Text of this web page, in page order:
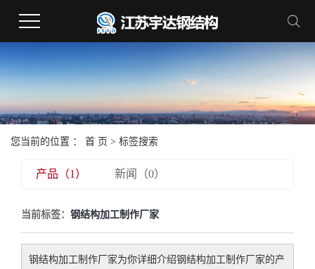
您当前的位置 ： 首 页 > 标签搜索
产品（1） 新闻（0）
当前标签： 钢结构加工制作厂家
钢结构加工制作厂家为你详细介绍钢结构加工制作厂家的产